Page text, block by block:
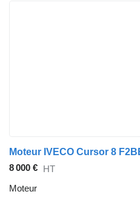
8 000 € HT
Moteur